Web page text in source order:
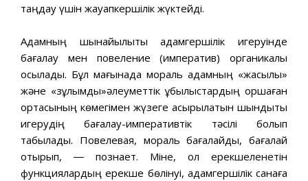
таңдау үшін жауапкершілік жүктейді.
Адамның шынайылықты адамгершілік игеруінде
бағалау мен повеление (императив) органикалық
қосылады. Бұл мағынада мораль адамның «жақсылық»
және «зұлымдық»әлеуметтік құбылыстардың қоршаған
ортасының көмегімен жүзеге асырылатын шындықты
игерудің бағалау-императивтік тәсілі болып
табылады. Повелевая, мораль бағалайды, бағалай
отырып, ― познает. Міне, ол ерекшеленетін
функциялардың ерекше бөлінуі, адамгершілік санаға